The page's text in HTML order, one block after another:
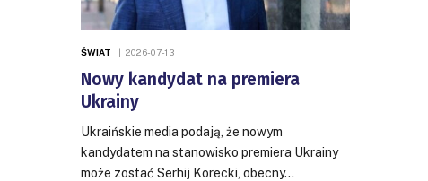
ŚWIAT 2026-07-13
Nowy kandydat na premiera
Ukrainy
Ukraińskie media podają, że nowym
kandydatem na stanowisko premiera Ukrainy
może zostać Serhij Korecki, obecny…